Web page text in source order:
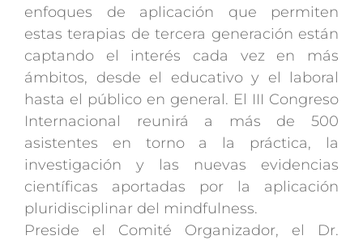
enfoques de aplicación que permiten
estas terapias de tercera generación están
captando el interés cada vez en más
ámbitos, desde el educativo y el laboral
hasta el público en general. El III Congreso
Internacional reunirá a más de 500
asistentes en torno a la práctica, la
investigación y las nuevas evidencias
científicas aportadas por la aplicación
pluridisciplinar del mindfulness.
Preside el Comité Organizador, el Dr.